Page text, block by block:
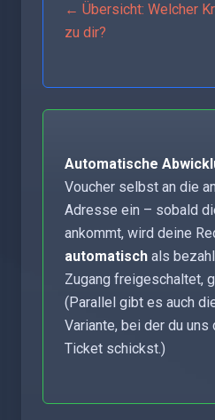
← Übersicht: Welcher
zu dir?
Automatische
Voucher selbst an die
Adresse ein – sobald
ankommt, wird deine
automatisch als
Zugang freigeschaltet,
(Parallel gibt es auch
Variante, bei der du
Ticket schickst.)